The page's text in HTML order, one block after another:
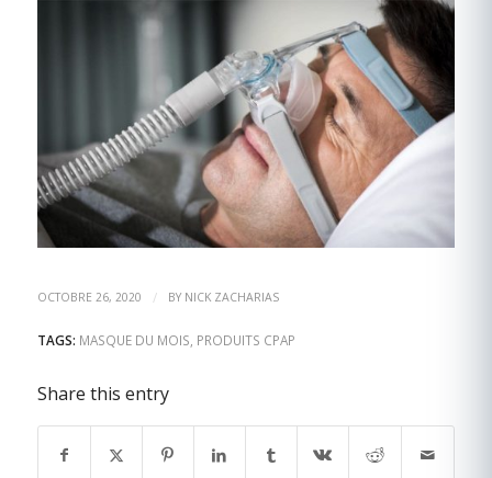
OCTOBRE 26, 2020 / BY NICK ZACHARIAS
TAGS: MASQUE DU MOIS PRODUITS CPAP
Share this entry